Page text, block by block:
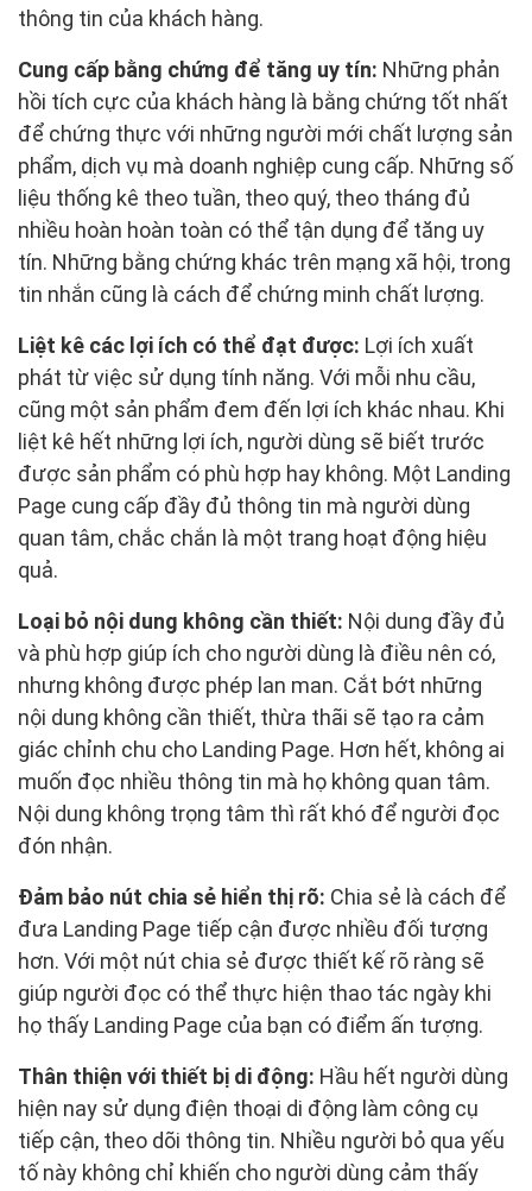
thông tin của khách hàng.
Cung cấp bằng chứng để tăng uy tín: Những phản
hồi tích cực của khách hàng là bằng chứng tốt nhất
để chứng thực với những người mới chất lượng sản
phẩm, dịch vụ mà doanh nghiệp cung cấp. Những số
liệu thống kê theo tuần, theo quý, theo tháng đủ
nhiều hoàn hoàn toàn có thể tận dụng để tăng uy
tín. Những bằng chứng khác trên mạng xã hội, trong
tin nhắn cũng là cách để chứng minh chất lượng.
Liệt kê các lợi ích có thể đạt được: Lợi ích xuất
phát từ việc sử dụng tính năng. Với mỗi nhu cầu,
cũng một sản phẩm đem đến lợi ích khác nhau. Khi
liệt kê hết những lợi ích, người dùng sẽ biết trước
được sản phẩm có phù hợp hay không. Một Landing
Page cung cấp đầy đủ thông tin mà người dùng
quan tâm, chắc chắn là một trang hoạt động hiệu
quả.
Loại bỏ nội dung không cần thiết: Nội dung đầy đủ
và phù hợp giúp ích cho người dùng là điều nên có,
nhưng không được phép lan man. Cắt bớt những
nội dung không cần thiết, thừa thãi sẽ tạo ra cảm
giác chỉnh chu cho Landing Page. Hơn hết, không ai
muốn đọc nhiều thông tin mà họ không quan tâm.
Nội dung không trọng tâm thì rất khó để người đọc
đón nhận.
Đảm bảo nút chia sẻ hiển thị rõ: Chia sẻ là cách để
đưa Landing Page tiếp cận được nhiều đối tượng
hơn. Với một nút chia sẻ được thiết kế rõ ràng sẽ
giúp người đọc có thể thực hiện thao tác ngày khi
họ thấy Landing Page của bạn có điểm ấn tượng.
Thân thiện với thiết bị di động: Hầu hết người dùng
hiện nay sử dụng điện thoại di động làm công cụ
tiếp cận, theo dõi thông tin. Nhiều người bỏ qua yếu
tố này không chỉ khiến cho người dùng cảm thấy